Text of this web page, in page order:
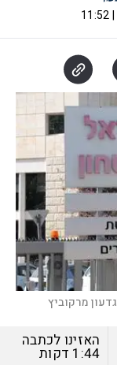
גדעון מרקוביץ
האזינו לכתבה
1:44 דקות